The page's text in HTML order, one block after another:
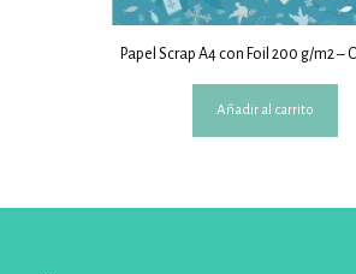
Papel Scrap A4 con Foil 200 g/m2 –
Añadir al carrito